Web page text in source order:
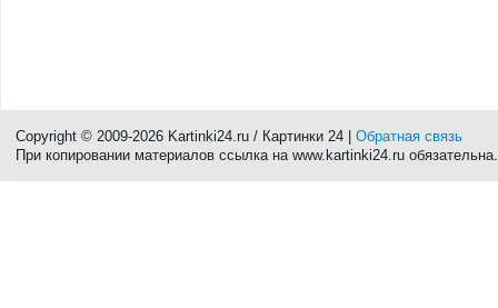
Copyright © 2009-2026 Kartinki24.ru / Картинки 24 | Обратная связь
При копировании материалов ссылка на www.kartinki24.ru обязательна.